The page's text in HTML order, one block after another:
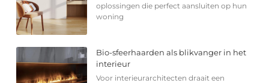
oplossingen die perfect aansluiten op hun
woning
Bio-sfeerhaarden als blikvanger in het
interieur
Voor interieurarchitecten draait een